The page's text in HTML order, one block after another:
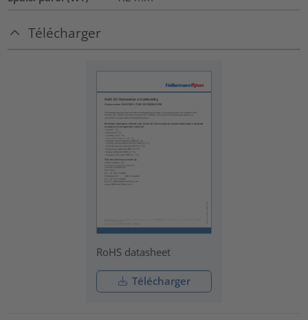
Télécharger
RoHS datasheet
Télécharger